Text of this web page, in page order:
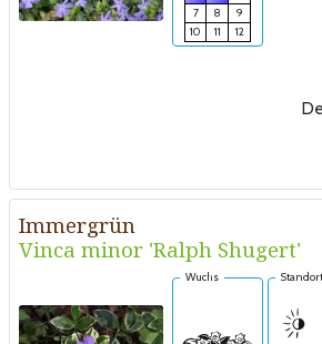
7
8
9
10
11 12
Immergrün
Vinca minor 'Ralph Shugert'
Wuchs Standort